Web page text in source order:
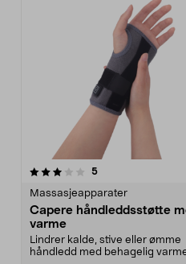
5anmeldelser
Massasjeapparater
Capere håndleddsstøtte
varme
Lindrer kalde, stive eller ømme
håndledd med behagelig
3.5av 5 stjerner